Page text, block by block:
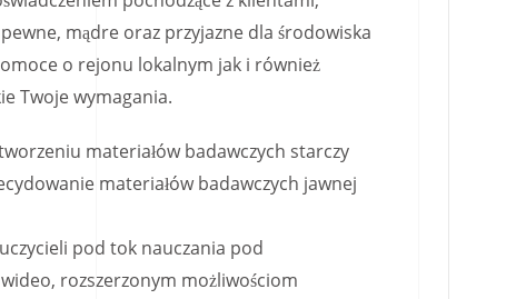
mądre oraz przyjazne dla środowiska
o rejonu lokalnym jak i również
Twoje wymagania.
materiałów badawczych starczy
materiałów badawczych jawnej
pod tok nauczania pod
rozszerzonym możliwościom